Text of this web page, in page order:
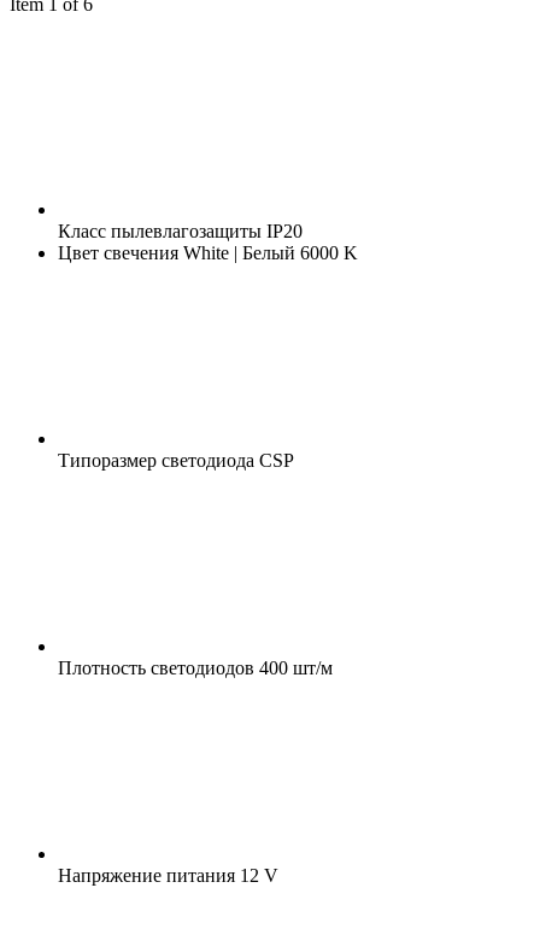
Класс пылевлагозащиты IP20
Цвет свечения White | Белый 6000 K
Типоразмер светодиода CSP
Плотность светодиодов 400 шт/м
Напряжение питания 12 V